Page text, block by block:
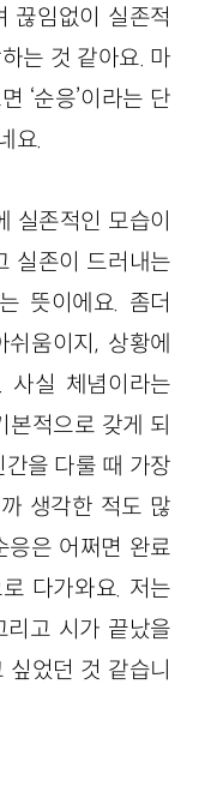
끊임없이 실존적
는 것 같아요. 마
‘순응’이라는 단
요.
실존적인 모습이
실존이 드러내는
뜻이에요. 좀더
움이지, 상황에
사실 체념이라는
본적으로 갖게 되
을 다룰 때 가장
생각한 적도 많
응은 어쩌면 완료
다가와요. 저는
고 시가 끝났을
싶었던 것 같습니